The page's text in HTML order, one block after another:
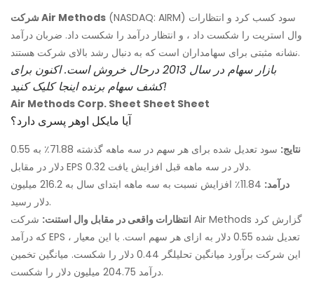
شرکت Air Methods (NASDAQ: AIRM) سود کسب کرد و انتظارات
وال استریت را شکست داد ، و انتظار درآمد را شکست داد. ضربان درآمد
نشانه مثبتی برای سهامداران است که به دنبال رشد بالای شرکت هستند.
بازار سهام در سال 2013 درحال خروش است. اکنون برای
کشف سهام برنده اینجا کلیک کنید!
Air Methods Corp. Sheet Sheet Sheet
آیا مایکل اوهر پسری دارد؟
نتایج:
سود تعدیل شده برای هر سهم در سه ماهه گذشته 71.88٪ به 0.55
دلار در مقابل EPS 0.32 دلار در سه ماهه قبل افزایش یافت.
درآمد:
11.84٪ افزایش نسبت به سه ماهه ابتدای سال به 216.2 میلیون
دلار رسید.
انتظارات واقعی در مقابل وال استنت: شرکت Air Methods گزارش کرد
که درآمد EPS تعدیل شده 0.55 دلار به ازای هر سهم است. با این معیار ،
این شرکت برآورد میانگین تحلیلگر 0.44 دلار را شکست. میانگین تخمین
درآمد 204.75 میلیون دلار را شکست.